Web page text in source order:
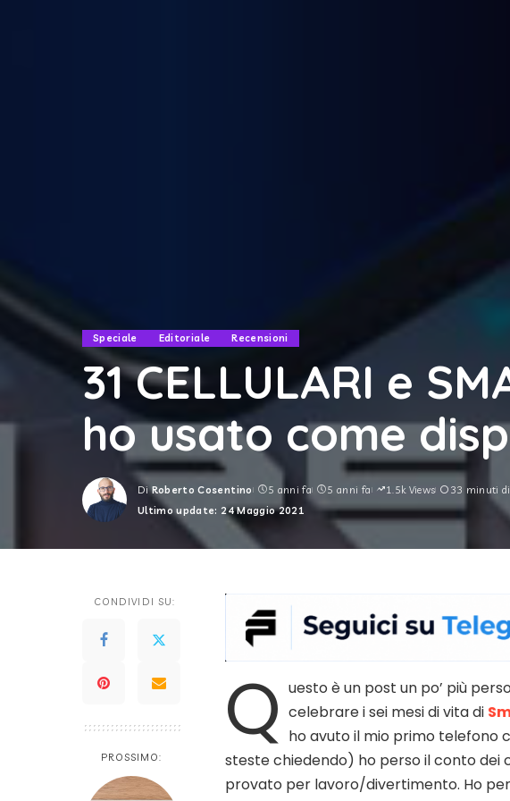
Speciale Editoriale Recensioni
31 CELLULARI e
ho usato come
Posted
by
Di Roberto Cosentino 5 anni fa 5 anni fa 1.5k Views 33 minuti
Ultimo update: 24 Maggio 2021
CONDIVIDI SU:
PROSSIMO: Q uesto è un post un po’ più
celebrare i sei mesi di vita di
ho avuto il mio primo telefono
steste chiedendo) ho perso il conto dei
provato per lavoro/divertimento. Ho